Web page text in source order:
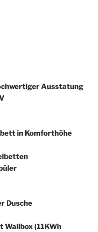
Ausstatung
in Komforthöhe
Dusche
(11KWh